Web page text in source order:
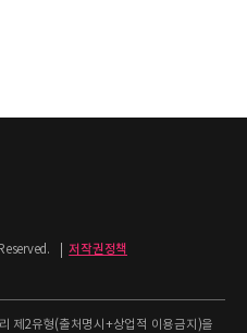
저작권정책
제2유형(출처명시+상업적 이용금지)을